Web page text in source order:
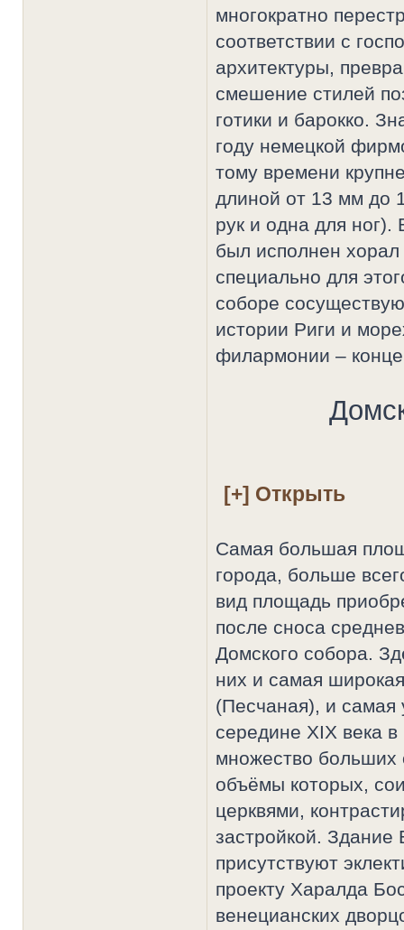
многократно
соответствии с
архитектуры,
смешение стилей
готики и барокко.
году немецкой
тому времени
длиной от 13 мм до
рук и одна для
был исполнен
специально для
соборе
истории Риги и
филармонии –
Самая большая
города, больше
вид площадь
после сноса
Домского собора.
них и самая
(Песчаная), и самая
середине XIX века
множество больших
объёмы которых,
церквями,
застройкой.
присутствуют
проекту Харалда
венецианских